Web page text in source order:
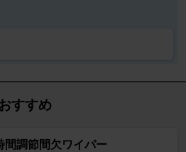
すすめ
間調節間欠ワイパー